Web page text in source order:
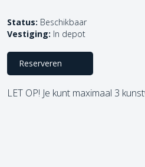
Status: Beschikbaar
Vestiging: In depot
Reserveren
LET OP! Je kunt maximaal 3